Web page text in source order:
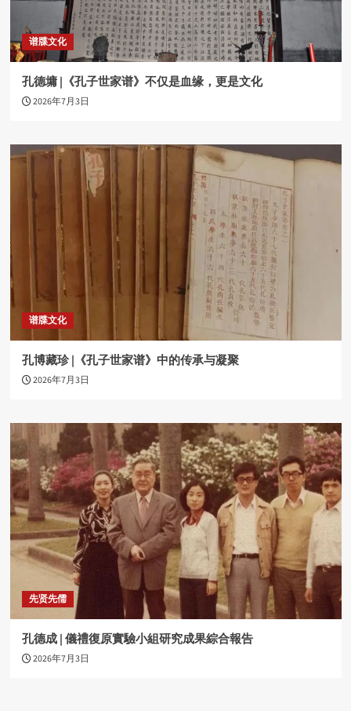
谱牒文化
孔德墉 |《孔子世家谱》不仅是血缘，更是文化
2026年7月3日
谱牒文化
孔博藏珍 |《孔子世家谱》中的传承与凝聚
2026年7月3日
先贤先儒
孔德成 | 儀禮復原實驗小組研究成果綜合報告
2026年7月3日